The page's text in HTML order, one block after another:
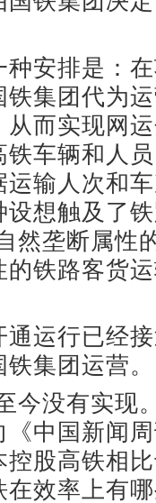
安排是：在
铁集团代为
而实现网
车辆和人
输人次和
想触及了
然垄断属性
铁路客货
运行已经接
集团运营。
没有实现
中国新闻
股高铁相
在效率上有